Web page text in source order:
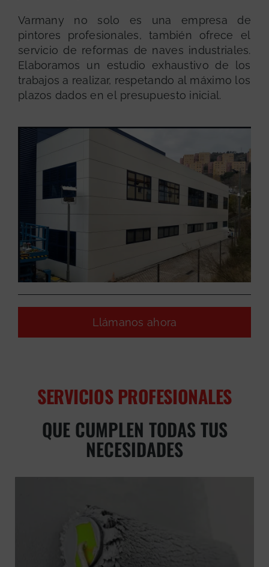
Varmany no solo es una empresa de
pintores profesionales, también ofrece el
servicio de reformas de naves industriales.
Elaboramos un estudio exhaustivo de los
trabajos a realizar, respetando al máximo los
plazos dados en el presupuesto inicial.
Llámanos ahora
SERVICIOS PROFESIONALES
QUE CUMPLEN TODAS TUS
NECESIDADES